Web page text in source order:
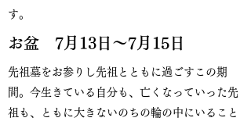
す。
お盆 7月13日〜7月15日
​先祖墓をお参りし先祖とともに過ごすこの期
間。今生きている自分も、亡くなっていった先
祖も、ともに大きないのちの輪の中にいること